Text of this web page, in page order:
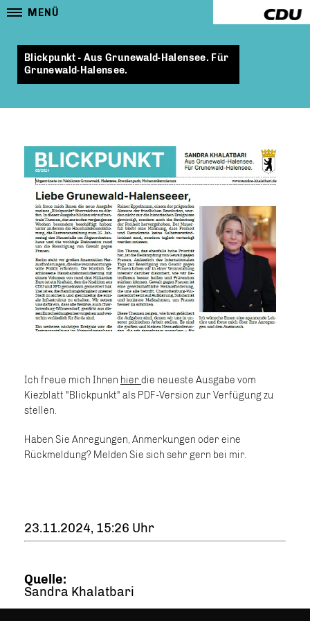
MENÜ
Blickpunkt - Aus Grunewald-Halensee. Für
Grunewald-Halensee.
Ich freue mich Ihnen hier die neueste Ausgabe vom
Kiezblatt "Blickpunkt" als PDF-Version zur Verfügung zu
stellen.
Haben Sie Anregungen, Anmerkungen oder eine
Rückmeldung? Melden Sie sich sehr gern bei mir.
23.11.2024, 15:26 Uhr
Quelle:
Sandra Khalatbari